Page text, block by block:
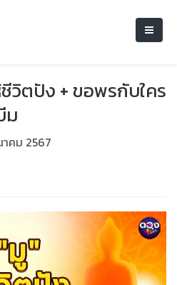
วิตปัง + ขอพรกับใคร
ม
คม 2567